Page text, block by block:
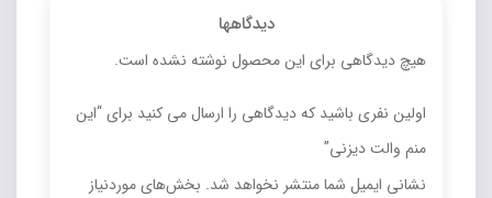
دیدگاهها
هیچ دیدگاهی برای این محصول نوشته نشده است.
اولین نفری باشید که دیدگاهی را ارسال می کنید برای “این
منم والت دیزنی”
نشانی ایمیل شما منتشر نخواهد شد. بخش‌های موردنیاز